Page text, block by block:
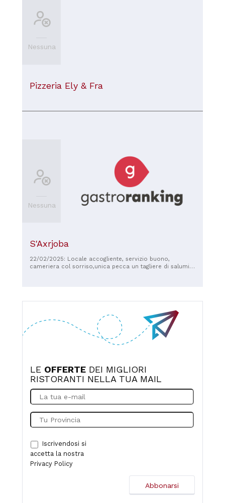
Nessuna
Pizzeria Ely & Fra
Nessuna
S'Axrjoba
22/02/2025: Locale accogliente, servizio buono,
cameriera col sorriso,unica pecca un tagliere di salumi
LE OFFERTE DEI MIGLIORI
RISTORANTI NELLA TUA MAIL
Iscrivendosi si
accetta la nostra
Privacy Policy